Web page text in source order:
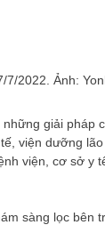
2022. Ảnh:
giải pháp
viện dưỡng
viện, cơ sở y
sàng lọc bên